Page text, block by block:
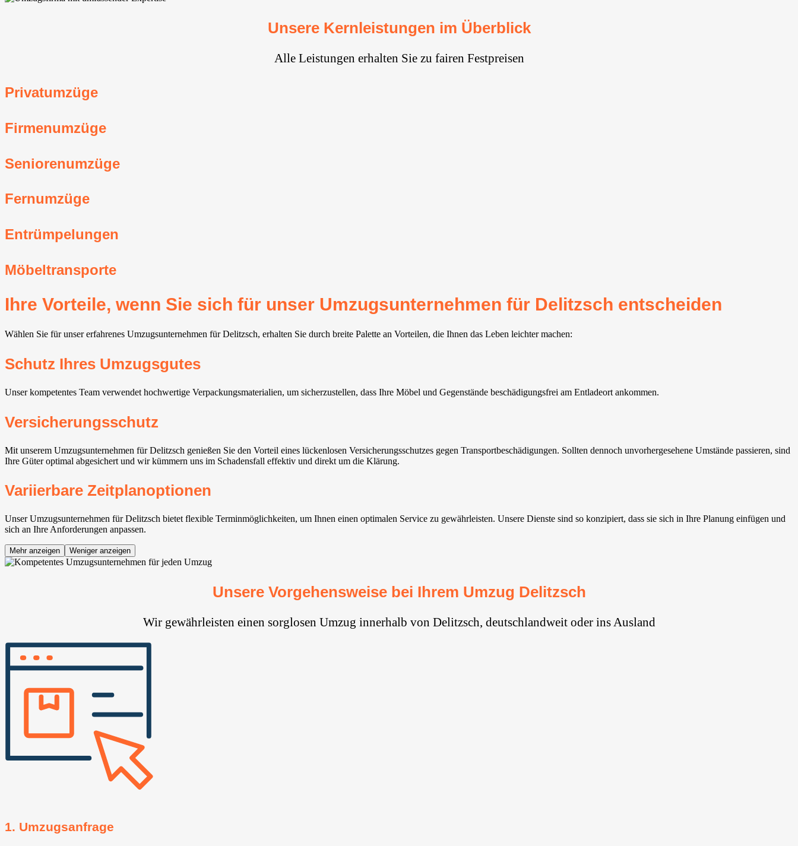
Unsere Kernleistungen im Überblick
Alle Leistungen erhalten Sie zu fairen Festpreisen
Privatumzüge
Firmenumzüge
Seniorenumzüge
Fernumzüge
Entrümpelungen
Möbeltransporte
Ihre Vorteile, wenn Sie sich für unser Umzugsunternehmen für Delitzsch entscheiden
Wählen Sie für unser erfahrenes Umzugsunternehmen für Delitzsch, erhalten Sie durch breite Palette an Vorteilen, die Ihnen das Leben leichter machen:
Schutz Ihres Umzugsgutes
Unser kompetentes Team verwendet hochwertige Verpackungsmaterialien, um sicherzustellen, dass Ihre Möbel und Gegenstände beschädigungsfrei am Entladeort ankommen.
Versicherungsschutz
Mit unserem Umzugsunternehmen für Delitzsch genießen Sie den Vorteil eines lückenlosen Versicherungsschutzes gegen Transportbeschädigungen. Sollten dennoch unvorhergesehene Umstände passieren, sind
Ihre Güter optimal abgesichert und wir kümmern uns im Schadensfall effektiv und direkt um die Klärung.
Variierbare Zeitplanoptionen
Unser Umzugsunternehmen für Delitzsch bietet flexible Terminmöglichkeiten, um Ihnen einen optimalen Service zu gewährleisten. Unsere Dienste sind so konzipiert, dass sie sich in Ihre Planung einfügen und
sich an Ihre Anforderungen anpassen.
Mehr anzeigen Weniger anzeigen
Unsere Vorgehensweise bei Ihrem Umzug Delitzsch
Wir gewährleisten einen sorglosen Umzug innerhalb von Delitzsch, deutschlandweit oder ins Ausland
1. Umzugsanfrage